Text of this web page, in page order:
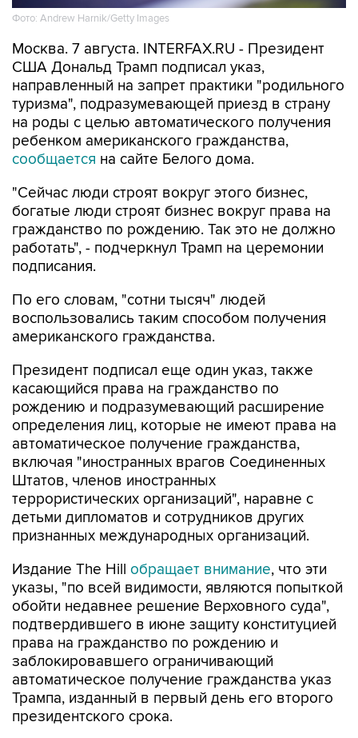
Фото: Andrew Harnik/Getty Images
Москва. 7 августа. INTERFAX.RU - Президент
США Дональд Трамп подписал указ,
направленный на запрет практики "родильного
туризма", подразумевающей приезд в страну
на роды с целью автоматического получения
ребенком американского гражданства,
сообщается на сайте Белого дома.
"Сейчас люди строят вокруг этого бизнес,
богатые люди строят бизнес вокруг права на
гражданство по рождению. Так это не должно
работать", - подчеркнул Трамп на церемонии
подписания.
По его словам, "сотни тысяч" людей
воспользовались таким способом получения
американского гражданства.
Президент подписал еще один указ, также
касающийся права на гражданство по
рождению и подразумевающий расширение
определения лиц, которые не имеют права на
автоматическое получение гражданства,
включая "иностранных врагов Соединенных
Штатов, членов иностранных
террористических организаций", наравне с
детьми дипломатов и сотрудников других
признанных международных организаций.
Издание The Hill обращает внимание, что эти
указы, "по всей видимости, являются попыткой
обойти недавнее решение Верховного суда",
подтвердившего в июне защиту конституцией
права на гражданство по рождению и
заблокировавшего ограничивающий
автоматическое получение гражданства указ
Трампа, изданный в первый день его второго
президентского срока.